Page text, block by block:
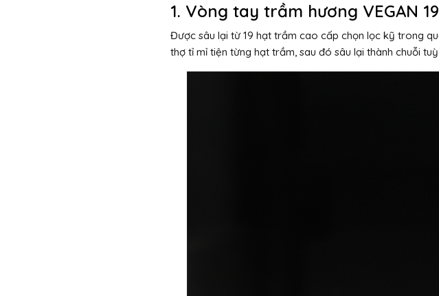
1. Vòng tay trầm hương VEGAN
Được sâu lại từ 19 hạt trầm cao cấp chọn lọc kỹ trong
thợ tỉ mỉ tiện từng hạt trầm, sau đó sâu lại thành chuỗi